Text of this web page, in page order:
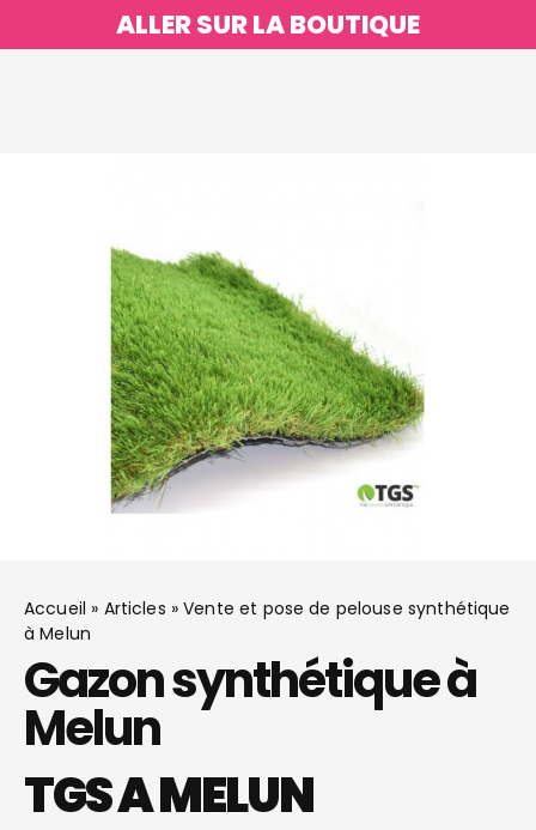
ALLER SUR LA BOUTIQUE
Accueil » Articles »Vente et pose de pelouse synthétique
à Melun
Gazon synthétique à
Melun
TGS A MELUN